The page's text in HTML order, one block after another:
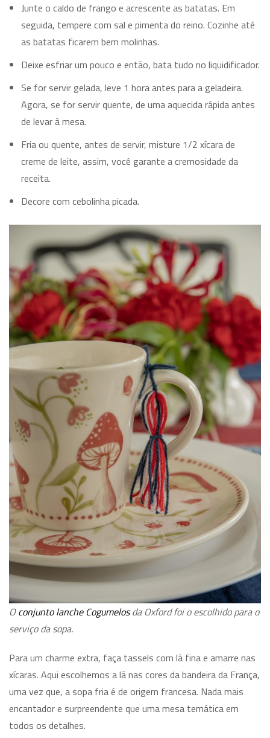
Junte o caldo de frango e acrescente as batatas. Em
seguida, tempere com sal e pimenta do reino. Cozinhe até
as batatas ficarem bem molinhas.
Deixe esfriar um pouco e então, bata tudo no liquidificador.
Se for servir gelada, leve 1 hora antes para a geladeira.
Agora, se for servir quente, de uma aquecida rápida antes
de levar à mesa.
Fria ou quente, antes de servir, misture 1/2 xícara de
creme de leite, assim, você garante a cremosidade da
receita.
Decore com cebolinha picada.
Oconjunto lanche Cogumelosda Oxford foi o escolhido para o
serviço da sopa.
Para um charme extra, faça tassels com lã fina e amarre nas
xícaras. Aqui escolhemos a lã nas cores da bandeira da França,
uma vez que, a sopa fria é de origem francesa. Nada mais
encantador e surpreendente que uma mesa temática em
todos os detalhes.